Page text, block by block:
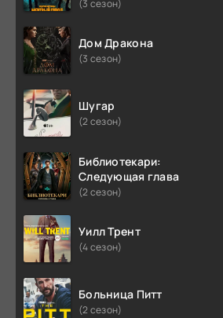
(3 сезон)
Дом Дракона
(3 сезон)
Шугар
(2 сезон)
Библиотекари:
Следующая глава
(2 сезон)
Уилл Трент
(4 сезон)
Больница Питт
(2 сезон)